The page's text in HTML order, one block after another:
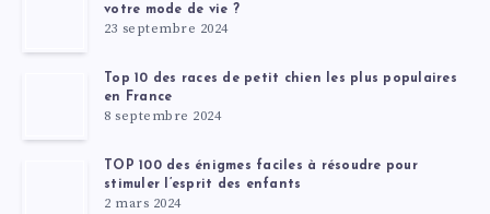
votre mode de vie ?
23 septembre 2024
Top 10 des races de petit chien les plus populaires
en France
8 septembre 2024
TOP 100 des énigmes faciles à résoudre pour
stimuler l’esprit des enfants
2 mars 2024